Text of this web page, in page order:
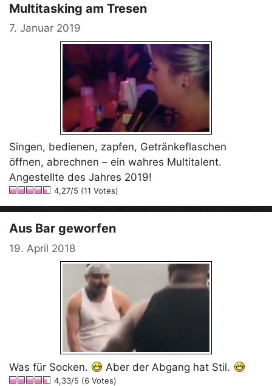
Multitasking am Tresen
7. Januar 2019
Singen, bedienen, zapfen, Getränkeflaschen
öffnen, abrechnen – ein wahres Multitalent.
Angestellte des Jahres 2019!
4,27/5 (11 Votes)
Aus Bar geworfen
19. April 2018
Was für Socken. Aber der Abgang hat Stil.
4,33/5 (6 Votes)